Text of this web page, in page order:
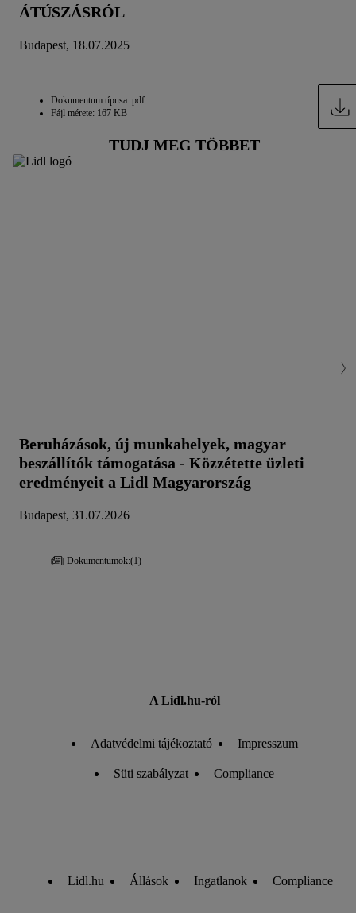
ÁTÚSZÁSRÓL
Budapest, 18.07.2025
Dokumentum típusa: pdf
Fájl mérete: 167 KB
TUDJ MEG TÖBBET
Beruházások, új munkahelyek, magyar
beszállítók támogatása - Közzétette üzleti
eredményeit a Lidl Magyarország
Budapest, 31.07.2026
Dokumentumok:(1)
A Lidl.hu-ról
Adatvédelmi tájékoztató Impresszum
Süti szabályzat Compliance
Lidl.hu Állások Ingatlanok Compliance